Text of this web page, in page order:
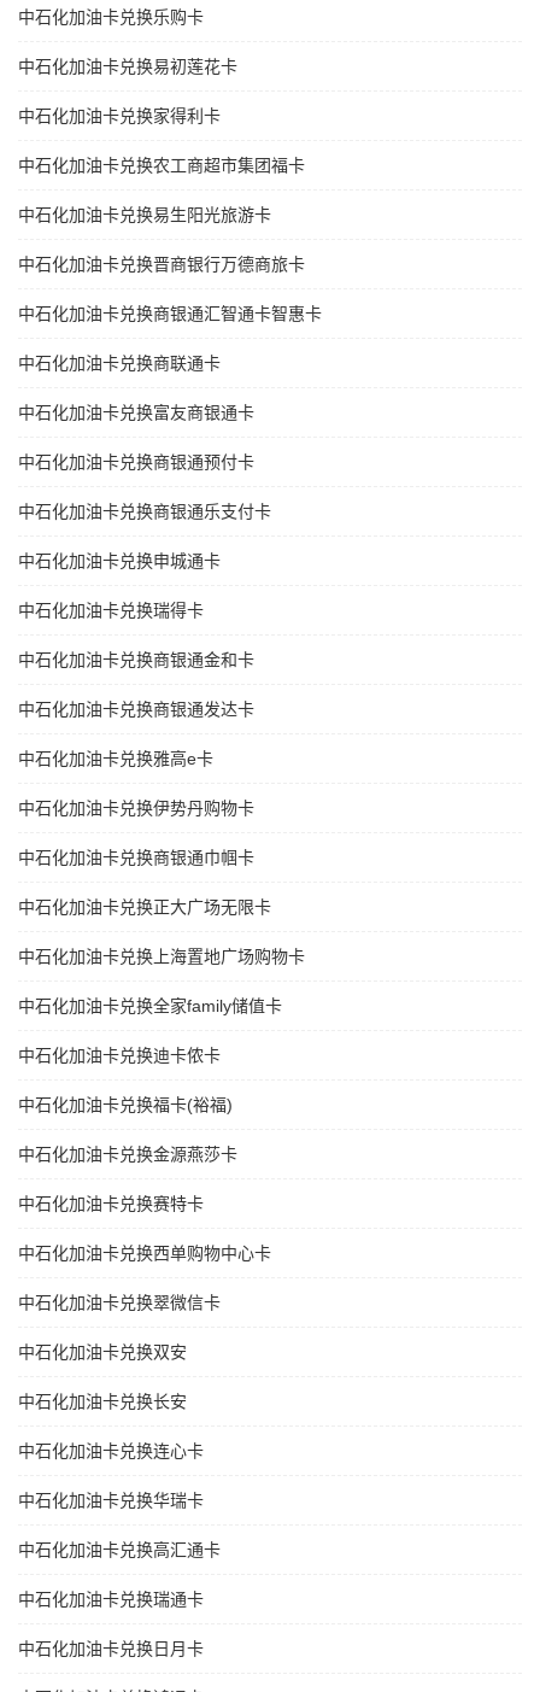
中石化加油卡兑换乐购卡
中石化加油卡兑换易初莲花卡
中石化加油卡兑换家得利卡
中石化加油卡兑换农工商超市集团福卡
中石化加油卡兑换易生阳光旅游卡
中石化加油卡兑换晋商银行万德商旅卡
中石化加油卡兑换商银通汇智通卡智惠卡
中石化加油卡兑换商联通卡
中石化加油卡兑换富友商银通卡
中石化加油卡兑换商银通预付卡
中石化加油卡兑换商银通乐支付卡
中石化加油卡兑换申城通卡
中石化加油卡兑换瑞得卡
中石化加油卡兑换商银通金和卡
中石化加油卡兑换商银通发达卡
中石化加油卡兑换雅高e卡
中石化加油卡兑换伊势丹购物卡
中石化加油卡兑换商银通巾帼卡
中石化加油卡兑换正大广场无限卡
中石化加油卡兑换上海置地广场购物卡
中石化加油卡兑换全家family储值卡
中石化加油卡兑换迪卡侬卡
中石化加油卡兑换福卡(裕福)
中石化加油卡兑换金源燕莎卡
中石化加油卡兑换赛特卡
中石化加油卡兑换西单购物中心卡
中石化加油卡兑换翠微信卡
中石化加油卡兑换双安
中石化加油卡兑换长安
中石化加油卡兑换连心卡
中石化加油卡兑换华瑞卡
中石化加油卡兑换高汇通卡
中石化加油卡兑换瑞通卡
中石化加油卡兑换日月卡